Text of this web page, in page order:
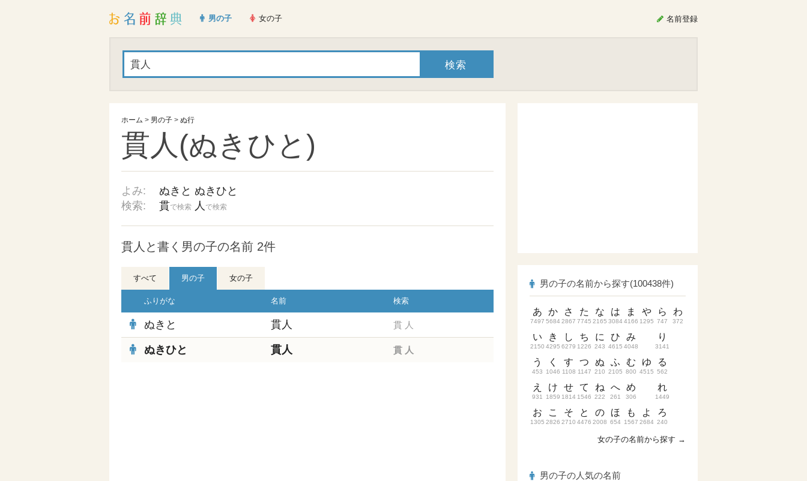
男の子 女の子 名前登録
ホーム > 男の子 > ぬ行
貫人(ぬきひと)
よみ: ぬきと ぬきひと
検索:
貫で検索 人 で検索
貫人と書く男の子の名前 2件
すべて 男の子 女の子
ふりがな 名前 検索
ぬきと 貫人 貫 人
ぬきひと 貫人 貫 人
男の子の名前から探す(100438件)
あ
7497
い
2150
う
453
え
931
お
1305
か
5684
き
4295
く
1046
け
1859
こ
2826
さ
2867
し
6279
す
1108
せ
1814
そ
2710
た
7745
ち
1226
つ
1147
て
1546
と
4476
な
2165
に
243
ぬ
210
ね
222
の
2008
は
3084
ひ
4615
ふ
2105
へ
261
ほ
654
ま
4166
み
4048
む
800
め
306
も
1567
や
1295
ゆ
4515
よ
2684
ら
747
り
3141
る
562
れ
1449
ろ
240
わ
372
女の子の名前から探す →
男の子の人気の名前